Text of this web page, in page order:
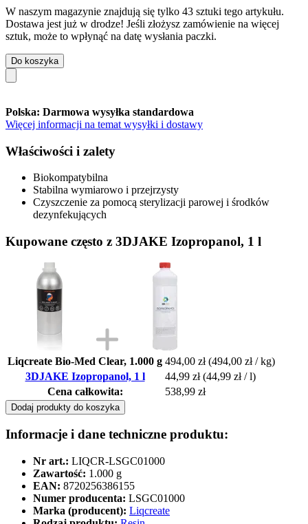
W naszym magazynie znajdują się tylko 43 sztuki tego artykułu.
Dostawa jest już w drodze! Jeśli złożysz zamówienie na więcej
sztuk, może to wpłynąć na datę wysłania paczki.
Do koszyka
Polska: Darmowa wysyłka standardowa
Więcej informacji na temat wysyłki i dostawy
Właściwości i zalety
Biokompatybilna
Stabilna wymiarowo i przejrzysty
Czyszczenie za pomocą sterylizacji parowej i środków
dezynfekujących
Kupowane często z 3DJAKE Izopropanol, 1 l
Liqcreate Bio-Med Clear, 1.000 g 494,00 zł (494,00 zł / kg)
3DJAKE Izopropanol, 1 l
44,99 zł (44,99 zł / l)
Cena całkowita:
538,99 zł
Dodaj produkty do koszyka
Informacje i dane techniczne produktu:
Nr art.: LIQCR-LSGC01000
Zawartość: 1.000 g
EAN: 8720256386155
Numer producenta: LSGC01000
Marka (producent): Liqcreate